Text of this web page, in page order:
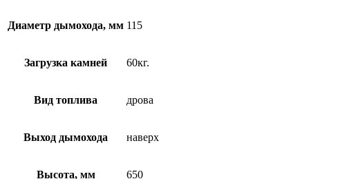
Диаметр дымохода, мм 115
Загрузка камней 60кг.
Вид топлива дрова
Выход дымохода наверх
Высота, мм 650